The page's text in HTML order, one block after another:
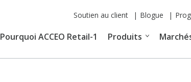
Soutien au client Blogue
Pourquoi ACCEO Retail-1 Produits